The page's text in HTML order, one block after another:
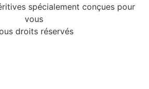
spécialement conçues pour
vous
droits réservés